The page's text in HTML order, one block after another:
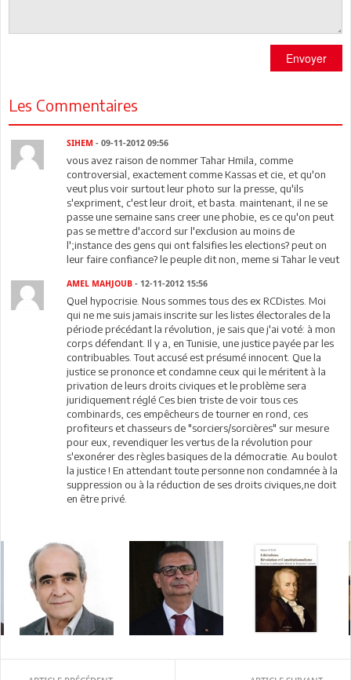
Envoyer
Les Commentaires
SIHEM - 09-11-2012 09:56
vous avez raison de nommer Tahar Hmila, comme
controversial, exactement comme Kassas et cie, et qu'on
veut plus voir surtout leur photo sur la presse, qu'ils
s'expriment, c'est leur droit, et basta. maintenant, il ne se
passe une semaine sans creer une phobie, es ce qu'on peut
pas se mettre d'accord sur l'exclusion au moins de
l';instance des gens qui ont falsifies les elections? peut on
leur faire confiance? le peuple dit non, meme si Tahar le veut
AMEL MAHJOUB- 12-11-2012 15:56
Quel hypocrisie. Nous sommes tous des ex RCDistes. Moi
qui ne me suis jamais inscrite sur les listes électorales de la
période précédant la révolution, je sais que j'ai voté: à mon
corps défendant. Il y a, en Tunisie, une justice payée par les
contribuables. Tout accusé est présumé innocent. Que la
justice se prononce et condamne ceux qui le méritent à la
privation de leurs droits civiques et le problème sera
juridiquement réglé Ces bien triste de voir tous ces
combinards, ces empêcheurs de tourner en rond, ces
profiteurs et chasseurs de "sorciers/sorcières" sur mesure
pour eux, revendiquer les vertus de la révolution pour
s'exonérer des règles basiques de la démocratie. Au boulot
la justice ! En attendant toute personne non condamnée à la
suppression ou à la réduction de ses droits civiques,ne doit
en être privé.